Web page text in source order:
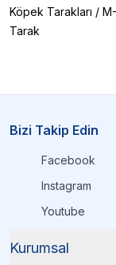
Köpek Tarakları /
Tarak
Bizi Takip Edin
Facebook
Instagram
Youtube
Kurumsal